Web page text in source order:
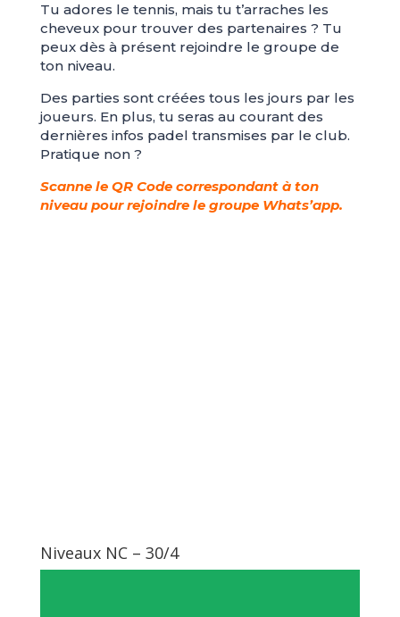
Tu adores le tennis, mais tu t’arraches les
cheveux pour trouver des partenaires ? Tu
peux dès à présent rejoindre le groupe de
ton niveau.
Des parties sont créées tous les jours par les
joueurs. En plus, tu seras au courant des
dernières infos padel transmises par le club.
Pratique non ?
Scanne le QR Code correspondant à ton
niveau pour rejoindre le groupe Whats’app.
Niveaux NC – 30/4